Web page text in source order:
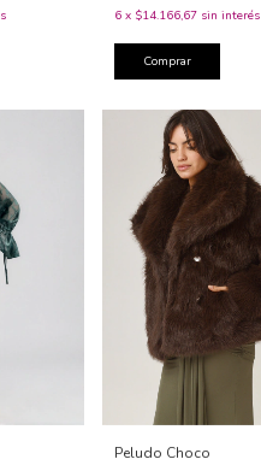
6 x $14.166,67 sin interés
Comprar
Peludo Choco